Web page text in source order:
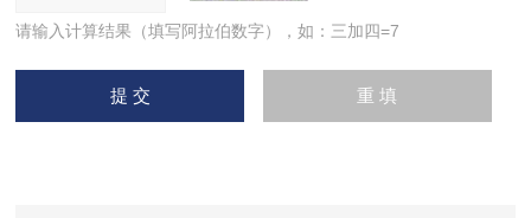
请输入计算结果（填写阿拉伯数字），如：三加四=7